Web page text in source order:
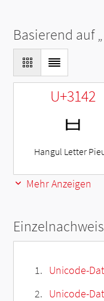
Basierend auf „
U+3142
ㅂ
Hangul Letter
Mehr Anzeigen
Unicode-
Unicode-